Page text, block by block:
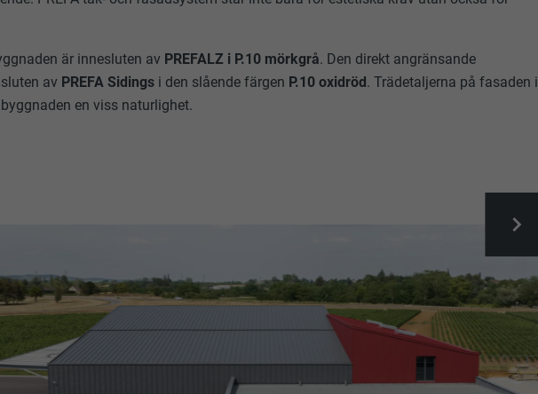
är innesluten av PREFALZ i P.10 mörkgrå. Den direkt angränsande
av PREFA Sidings i den slående färgen P.10 oxidröd. Trädetaljerna på fasaden i
en viss naturlighet.